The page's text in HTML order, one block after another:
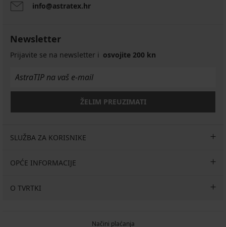
info@astratex.hr
Newsletter
Prijavite se na newsletter i osvojite 200 kn
ŽELIM PREUZIMATI
SLUŽBA ZA KORISNIKE
OPĆE INFORMACIJE
O TVRTKI
Načini plaćanja